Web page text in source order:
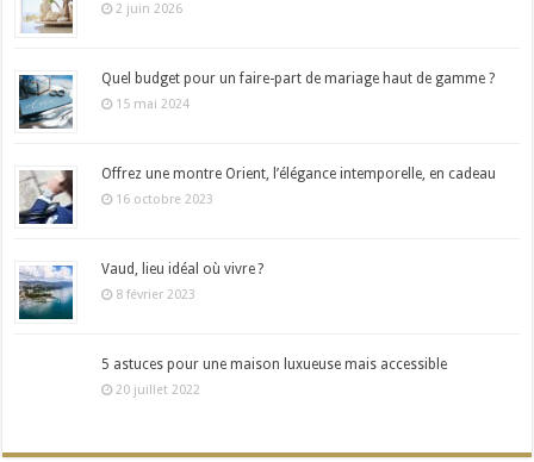
2 juin 2026
Quel budget pour un faire-part de mariage haut de gamme ?
15 mai 2024
Offrez une montre Orient, l’élégance intemporelle, en cadeau
16 octobre 2023
Vaud, lieu idéal où vivre ?
8 février 2023
5 astuces pour une maison luxueuse mais accessible
20 juillet 2022